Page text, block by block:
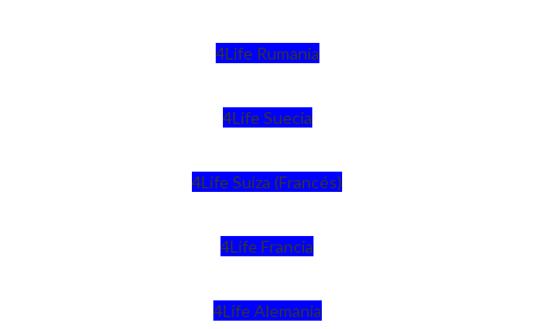
4Life Rumania
4Life Suecia
4Life Suiza (Francés)
4Life Francia
4Life Alemania